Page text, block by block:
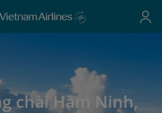
chài Hàm Ninh,